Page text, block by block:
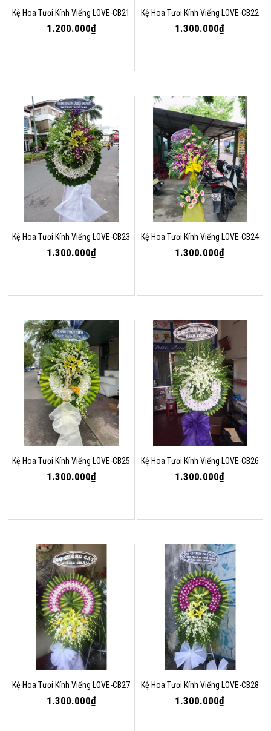
Kệ Hoa Tươi Kính Viếng LOVE-CB21
1.200.000₫
Kệ Hoa Tươi Kính Viếng LOVE-CB22
1.300.000₫
Kệ Hoa Tươi Kính Viếng LOVE-CB23
1.300.000₫
Kệ Hoa Tươi Kính Viếng LOVE-CB24
1.300.000₫
Kệ Hoa Tươi Kính Viếng LOVE-CB25
1.300.000₫
Kệ Hoa Tươi Kính Viếng LOVE-CB26
1.300.000₫
Kệ Hoa Tươi Kính Viếng LOVE-CB27
1.300.000₫
Kệ Hoa Tươi Kính Viếng LOVE-CB28
1.300.000₫